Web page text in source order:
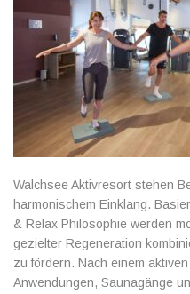
Walchsee Aktivresort stehen
harmonischem Einklang.
& Relax Philosophie werden
gezielter Regeneration
zu fördern. Nach einem
Anwendungen, Saunagänge